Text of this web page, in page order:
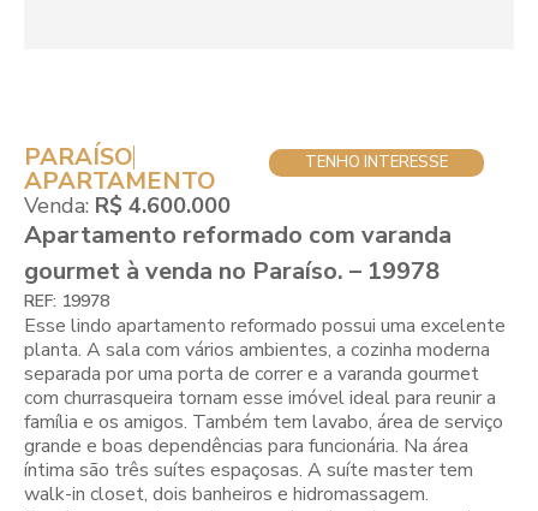
PARAÍSO
APARTAMENTO
Venda: R$ 4.600.000
TENHO INTERESSE
Apartamento reformado com varanda
gourmet à venda no Paraíso. – 19978
REF: 19978
Esse lindo apartamento reformado possui uma excelente
planta. A sala com vários ambientes, a cozinha moderna
separada por uma porta de correr e a varanda gourmet
com churrasqueira tornam esse imóvel ideal para reunir a
família e os amigos. Também tem lavabo, área de serviço
grande e boas dependências para funcionária. Na área
íntima são três suítes espaçosas. A suíte master tem
walk-in closet, dois banheiros e hidromassagem.